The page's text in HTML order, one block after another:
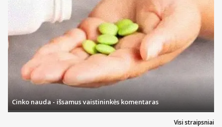
Visi straipsniai
Cinko nauda - išsamus vaistininkės komentaras